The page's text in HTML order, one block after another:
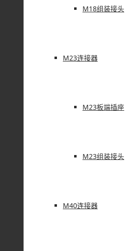
M18组装接头
M23连接器
M23板端插座
M23组装接头
M40连接器